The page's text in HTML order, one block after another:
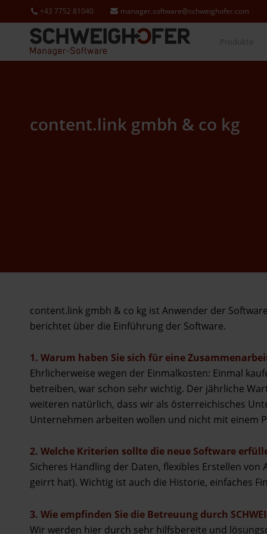
+43 7752 81040 manager.software@schweighofer.com
Produkte
content.link gmbh & co kg
content.link gmbh & co kg ist Anwender der Software
berichtet über die Einführung der Software.
1. Warum haben Sie sich für eine
Ehrlicherweise wegen der Einmalkosten: Einmal
betreiben, war schon sehr wichtig. Der jährliche
weiteren natürlich, dass wir als österreichisches
Unternehmen arbeiten wollen und nicht mit einem
2. Welche Kriterien sollte die neue Software
Sicheres Handling der Daten, flexibles Erstellen
geirrt hat). Wichtig ist auch die Historie, einfaches
3. Wie empfinden Sie die Betreuung durch
Wir werden hier durch sehr hilfsbereite und